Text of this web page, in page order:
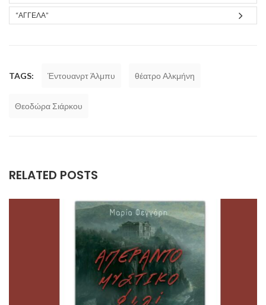
“ΑΓΓΈΛΑ”
TAGS: Έντουανρτ Άλμπυ θέατρο Αλκμήνη
Θεοδώρα Σιάρκου
RELATED POSTS